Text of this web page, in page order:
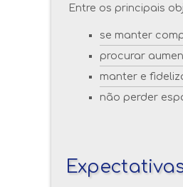
Entre os principais
se manter
procurar
manter e
não perder